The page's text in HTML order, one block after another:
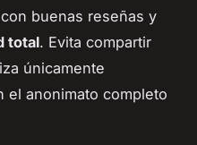
buenas reseñas y
total. Evita compartir
únicamente
el anonimato completo